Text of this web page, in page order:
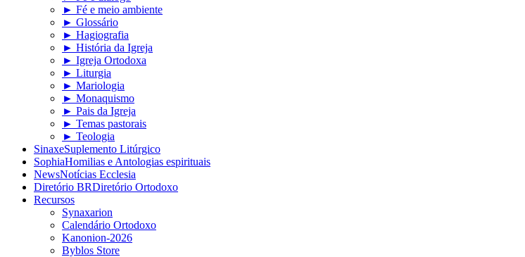
► Fé e meio ambiente
► Glossário
► Hagiografia
► História da Igreja
► Igreja Ortodoxa
► Liturgia
► Mariologia
► Monaquismo
► Pais da Igreja
► Temas pastorais
► Teologia
SinaxeSuplemento Litúrgico
SophiaHomilias e Antologias espirituais
NewsNotícias Ecclesia
Diretório BRDiretório Ortodoxo
Recursos
Synaxarion
Calendário Ortodoxo
Kanonion-2026
Byblos Store